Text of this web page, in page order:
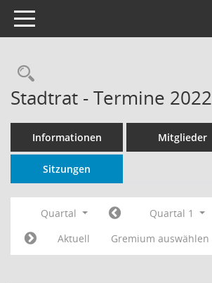
Toggle navigation
Rechercheauswahl
Stadtrat - Termine 2022
Informationen Mitglieder
Sitzungen
Quartal Quartal 1
Aktuell
Gremium auswählen